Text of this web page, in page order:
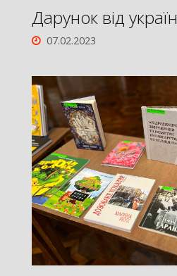
Дарунок від
07.02.2023